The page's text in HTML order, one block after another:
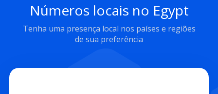
Números locais no Egypt
Tenha uma presença local nos países e regiões
de sua preferência